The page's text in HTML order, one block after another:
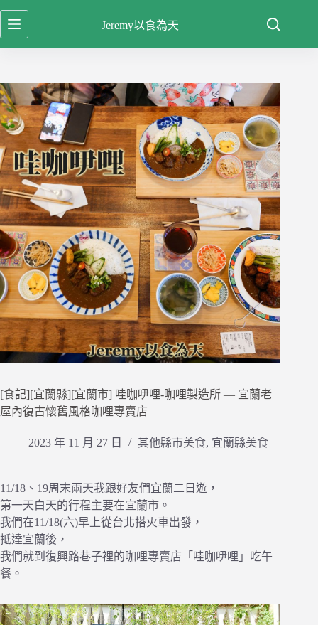
跳
至
容
Jeremy以食為天
[食記][宜蘭縣][宜蘭市] 哇咖吚哩-咖哩製造所 — 宜蘭老
屋內復古懷舊風格咖哩專賣店
2023 年 11 月 27 日 其他縣市美食, 宜蘭縣美食
11/18、19周末兩天我跟好友們宜蘭二日遊，
第一天白天的行程主要在宜蘭市。
我們在11/18(六)早上從台北搭火車出發，
抵達宜蘭後，
我們就到復興路巷子裡的咖哩專賣店「哇咖吚哩」吃午
餐。